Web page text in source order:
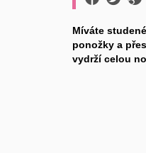
Míváte
ponožky a
vydrží celou